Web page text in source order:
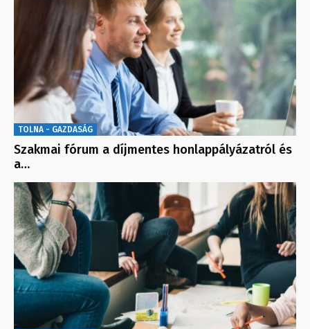
TOLNA - GAZDASÁG
Szakmai fórum a díjmentes honlappályázatról és
a…